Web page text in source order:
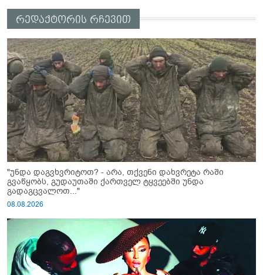
რედაქტორის რჩევით
"უნდა დაგვხვრიტოთ? - არა, თქვენი დახვრეტა რაში
გვაწყობს, გუდაუთაში ქართველ ტყვეებში უნდა
გადაგცვალოთ..."
08.08.2026